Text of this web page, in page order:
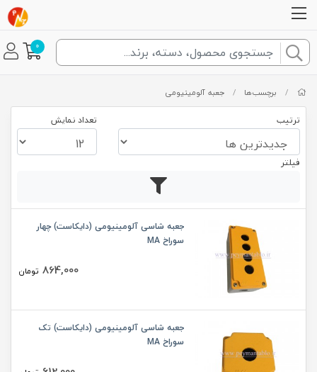
0
/ برچسب‌ها / جعبه آلومینیومی
ترتیب تعداد نمایش
فیلتر
جعبه شاسی آلومینیومی (دایکاست) چهار
سوراخ MA
864,000 تومان
جعبه شاسی آلومینیومی (دایکاست) تک
سوراخ MA